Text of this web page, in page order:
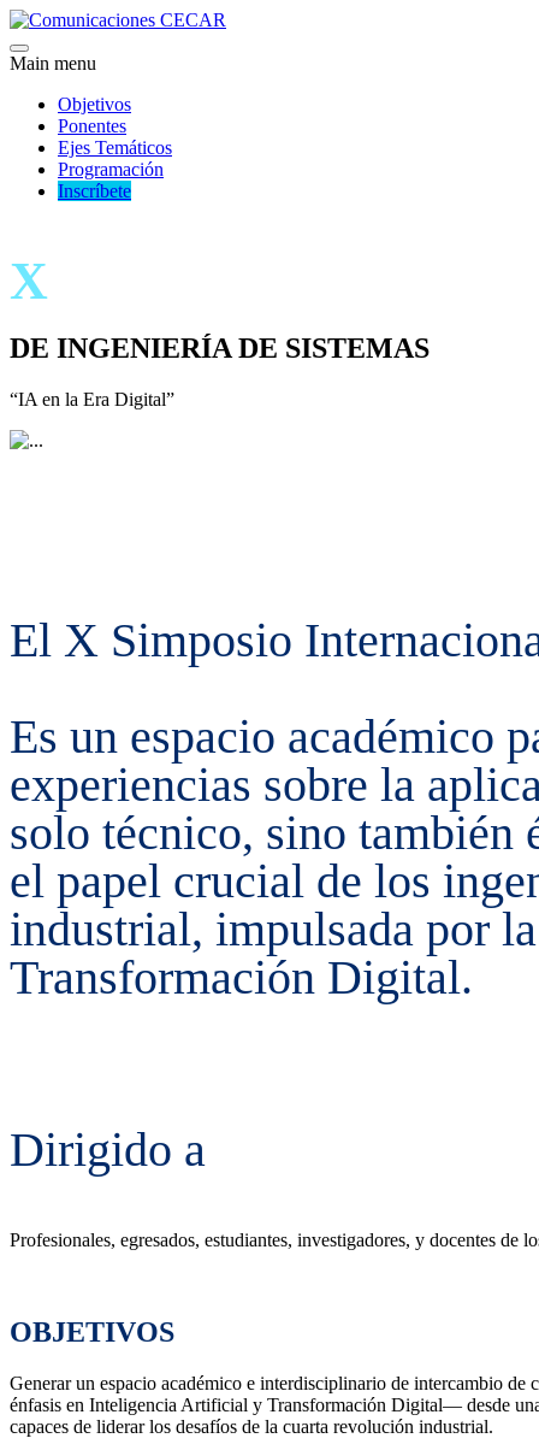
Main menu
Objetivos
Ponentes
Ejes Temáticos
Programación
Inscríbete
X
DE INGENIERÍA DE SISTEMAS
“IA en la Era Digital”
El X Simposio
Es un espacio académico
experiencias sobre la
solo técnico, sino también
el papel crucial de los
industrial, impulsada por
Transformación Digital.
Dirigido a
Profesionales, egresados, estudiantes, investigadores, y docentes de
OBJETIVOS
Generar un espacio académico e interdisciplinario de intercambio
énfasis en Inteligencia Artificial y Transformación Digital— desde
capaces de liderar los desafíos de la cuarta revolución industrial.